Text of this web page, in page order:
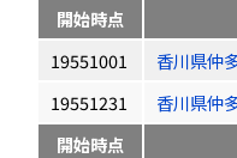
開始時点
19551001
香川県仲
19551231
香川県仲
開始時点